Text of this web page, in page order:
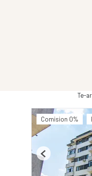
Te-
Comision 0%
Previous